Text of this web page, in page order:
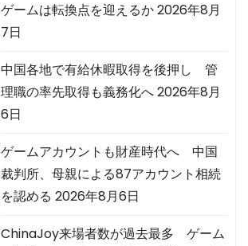
ゲームは転換点を迎えるか2026年8月
7日
中国各地で有給休暇取得を後押し 管
理職の率先取得も義務化へ2026年8月
6日
ゲームアカウントも財産時代へ 中国
裁判所、母親による87アカウント相続
を認める 2026年8月6日
ChinaJoy来場者数が過去最多 ゲーム